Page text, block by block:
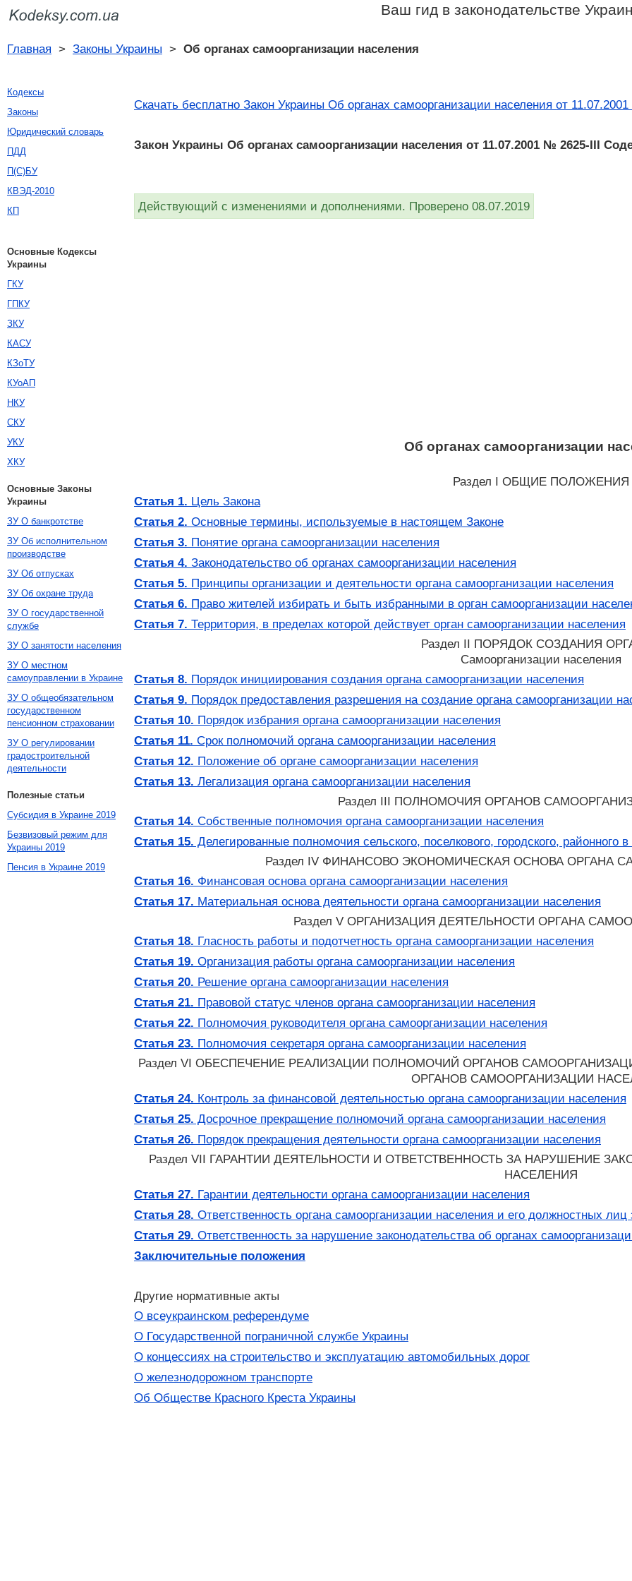
Ваш гид в законодательстве
Главная > Законы Украины > Об органах самоорганизации населения
Скачать бесплатно Закон Украины Об органах самоорганизации населения от
Закон Украины Об органах самоорганизации населения от 11.07.2001 № 2625-III
Действующий с изменениями и дополнениями. Проверено 08.07.2019
Об органах самоорганизации
Раздел I ОБЩИЕ ПОЛОЖЕНИЯ
Статья 1. Цель Закона
Статья 2. Основные термины, используемые в настоящем Законе
Статья 3. Понятие органа самоорганизации населения
Статья 4. Законодательство об органах самоорганизации населения
Статья 5. Принципы организации и деятельности органа самоорганизации населения
Статья 6. Право жителей избирать и быть избранными в орган самоорганизации
Статья 7. Территория, в пределах которой действует орган самоорганизации населения
Раздел II ПОРЯДОК СОЗДАНИЯ
Самоорганизации населения
Статья 8. Порядок инициирования создания органа самоорганизации населения
Статья 9. Порядок предоставления разрешения на создание органа самоорганизации
Статья 10. Порядок избрания органа самоорганизации населения
Статья 11. Срок полномочий органа самоорганизации населения
Статья 12. Положение об органе самоорганизации населения
Статья 13. Легализация органа самоорганизации населения
Раздел III ПОЛНОМОЧИЯ ОРГАНОВ
Статья 14. Собственные полномочия органа самоорганизации населения
Статья 15. Делегированные полномочия сельского, поселкового, городского, районного
Раздел IV ФИНАНСОВО ЭКОНОМИЧЕСКАЯ ОСНОВА ОРГАНА
Статья 16. Финансовая основа органа самоорганизации населения
Статья 17. Материальная основа деятельности органа самоорганизации населения
Раздел V ОРГАНИЗАЦИЯ ДЕЯТЕЛЬНОСТИ ОРГАНА
Статья 18. Гласность работы и подотчетность органа самоорганизации населения
Статья 19. Организация работы органа самоорганизации населения
Статья 20. Решение органа самоорганизации населения
Статья 21. Правовой статус членов органа самоорганизации населения
Статья 22. Полномочия руководителя органа самоорганизации населения
Статья 23. Полномочия секретаря органа самоорганизации населения
Раздел VI ОБЕСПЕЧЕНИЕ РЕАЛИЗАЦИИ ПОЛНОМОЧИЙ ОРГАНОВ
ОРГАНОВ САМООРГАНИЗАЦИИ
Статья 24. Контроль за финансовой деятельностью органа самоорганизации населения
Статья 25. Досрочное прекращение полномочий органа самоорганизации населения
Статья 26. Порядок прекращения деятельности органа самоорганизации населения
Раздел VII ГАРАНТИИ ДЕЯТЕЛЬНОСТИ И ОТВЕТСТВЕННОСТЬ ЗА НАРУШЕНИЕ
НАСЕЛЕНИЯ
Статья 27. Гарантии деятельности органа самоорганизации населения
Статья 28. Ответственность органа самоорганизации населения и его должностных
Статья 29. Ответственность за нарушение законодательства об органах
Заключительные положения
Другие нормативные акты
О всеукраинском референдуме
О Государственной пограничной службе Украины
О концессиях на строительство и эксплуатацию автомобильных дорог
О железнодорожном транспорте
Об Обществе Красного Креста Украины
Кодексы
Законы
Юридический словарь
ПДД
П(С)БУ
КВЭД-2010
КП
Основные Кодексы
Украины
ГКУ
ГПКУ
ЗКУ
КАСУ
КЗоТУ
КУоАП
НКУ
СКУ
УКУ
ХКУ
Основные Законы
Украины
ЗУ О банкротстве
ЗУ Об исполнительном
производстве
ЗУ Об отпусках
ЗУ Об охране труда
ЗУ О государственной
службе
ЗУ О занятости населения
ЗУ О местном
самоуправлении в Украине
ЗУ О общеобязательном
государственном
пенсионном страховании
ЗУ О регулировании
градостроительной
деятельности
Полезные статьи
Субсидия в Украине 2019
Безвизовый режим для
Украины 2019
Пенсия в Украине 2019